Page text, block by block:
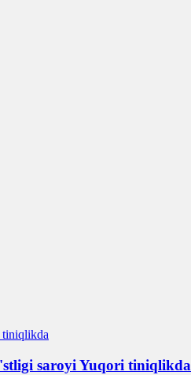
saroyi Yuqori tiniqlikda